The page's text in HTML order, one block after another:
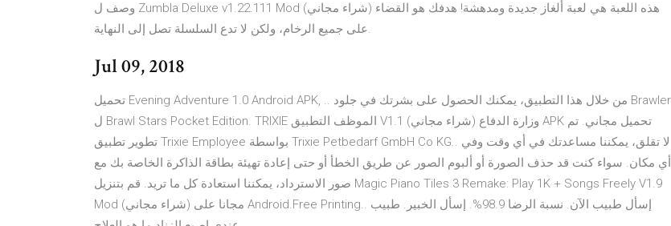
وصف ل Zumbla Deluxe v1.22.111 Mod (شراء مجاني) هذه اللعبة هي لعبة ألغاز جديدة ومدهشة! هدفك هو القضاء
على جميع الرخام، ولكن لا تدع السلسلة تصل إلى النهاية.
Jul 09, 2018
تحميل Evening Adventure 1.0 Android APK, .. من خلال هذا التطبيق، يمكنك الحصول على بشرتك في جلود Brawlers
ل Brawl Stars Pocket Edition. TRIXIE الموظف التطبيق V1.1 وزارة الدفاع (شراء مجاني) APK تحميل مجاني. تم
تطوير تطبيق Trixie Employee بواسطة Trixie Petbedarf GmbH Co KG.. لا تقلق، يمكننا مساعدتك في أي وقت وفي
أي مكان. سواء كنت قد حذف الصورة أو ألبوم الصور عن طريق الخطأ أو حتى إعادة تهيئة بطاقة الذاكرة الخاصة بك مع
صور الاسترداد، يمكننا استعادة كل ما تريد. قم بتنزيل Magic Piano Tiles 3 Remake: Play 1K + Songs Freely V1.9
Mod (شراء مجاني) مجانا على Android.Free Printing.. إسأل طبيب الآن. نسبة الرضا 98.9%. إسأل الخبير. طبيب